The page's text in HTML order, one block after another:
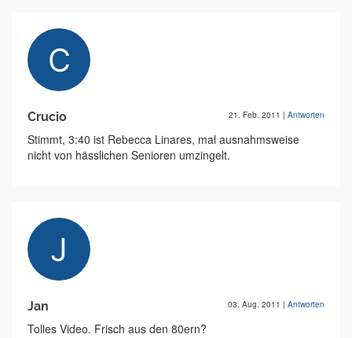
Crucio 21. Feb. 2011 | Antworten
Stimmt, 3:40 ist Rebecca Linares, mal ausnahmsweise
nicht von hässlichen Senioren umzingelt.
Jan 03. Aug. 2011 | Antworten
Tolles Video. Frisch aus den 80ern?